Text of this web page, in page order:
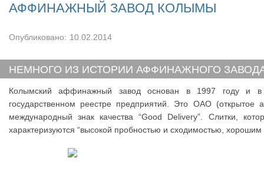
АФФИНАЖНЫЙ ЗАВОД КОЛЫМЫ
Опубликовано: 10.02.2014
НЕМНОГО ИЗ ИСТОРИИ АФФИНАЖНОГО
Колымский аффинажный завод основан в 1997 году и в
государственном реестре предприятий. Это ОАО (открытое
международный знак качества “Good Delivery”. Слитки,
характеризуются “высокой пробностью и сходимостью, хорошим